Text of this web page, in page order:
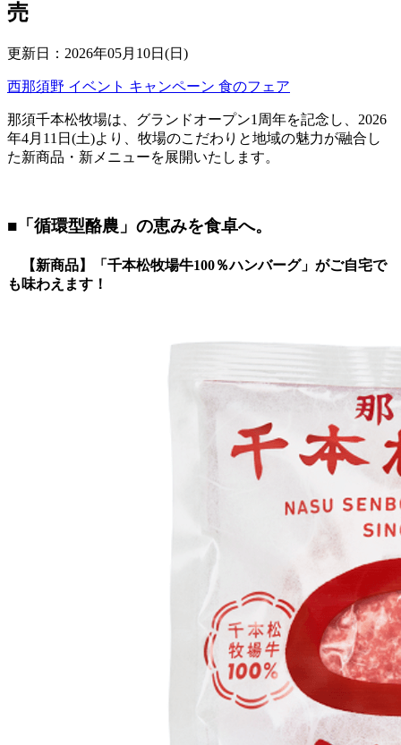
売
更新日：2026年05月10日(日)
西那須野 イベント キャンペーン 食のフェア
那須千本松牧場は、グランドオープン1周年を記念し、2026
年4月11日(土)より、牧場のこだわりと地域の魅力が融合し
た新商品・新メニューを展開いたします。
■「循環型酪農」の恵みを食卓へ。
【新商品】「千本松牧場牛100％ハンバーグ」がご自宅で
も味わえます！